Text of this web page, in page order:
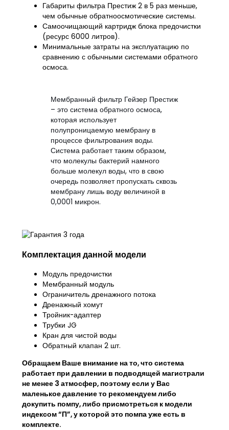
Габариты фильтра Престиж 2 в 5 раз меньше,
чем обычные обратноосмотические системы.
Самоочищающий картридж блока предочистки
(ресурс 6000 литров).
Минимальные затраты на эксплуатацию по
сравнению с обычными системами обратного
осмоса.
Мембранный фильтр Гейзер Престиж
– это система обратного осмоса,
которая использует
полупроницаемую мембрану в
процессе фильтрования воды.
Система работает таким образом,
что молекулы бактерий намного
больше молекул воды, что в свою
очередь позволяет пропускать сквозь
мембрану лишь воду величиной в
0,0001 микрон.
Комплектация данной модели
Модуль предочистки
Мембранный модуль
Ограничитель дренажного потока
Дренажный хомут
Тройник-адаптер
Трубки JG
Кран для чистой воды
Обратный клапан 2 шт.
Обращаем Ваше внимание на то, что система
работает при давлении в подводящей магистрали
не менее 3 атмосфер, поэтому если у Вас
маленькое давление то рекомендуем либо
докупить помпу, либо присмотреться к модели
индексом “П”, у которой это помпа уже есть в
комплекте.